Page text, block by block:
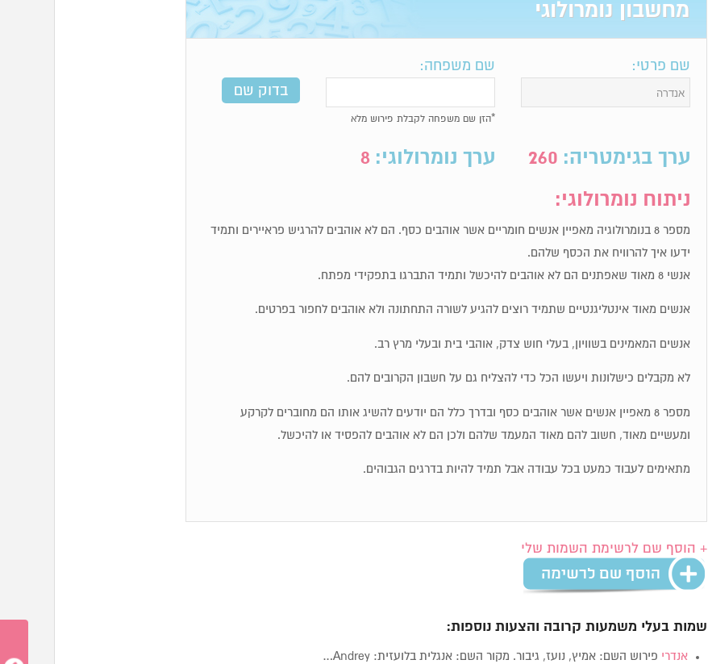
מחשבון נומרולוגי
שם פרטי: שם משפחה:
*הזן שם משפחה לקבלת פירוש מלא
ערך בגימטריה: 260 ערך נומרולוגי: 8
ניתוח נומרולוגי:
מספר 8 בנומרולוגיה מאפיין אנשים חומריים אשר אוהבים כסף. הם לא אוהבים להרגיש פראיירים ותמיד
ידעו איך להרוויח את הכסף שלהם.
אנשי 8 מאוד שאפתנים הם לא אוהבים להיכשל ותמיד התברגו בתפקידי מפתח.
אנשים מאוד אינטליגנטיים שתמיד רוצים להגיע לשורה התחתונה ולא אוהבים לחפור בפרטים.
אנשים המאמינים בשוויון, בעלי חוש צדק, אוהבי בית ובעלי מרץ רב.
לא מקבלים כישלונות ויעשו הכל כדי להצליח גם על חשבון הקרובים להם.
מספר 8 מאפיין אנשים אשר אוהבים כסף ובדרך כלל הם יודעים להשיג אותו הם מחוברים לקרקע
ומעשיים מאוד, חשוב להם מאוד המעמד שלהם ולכן הם לא אוהבים להפסיד או להיכשל.
מתאימים לעבוד כמעט בכל עבודה אבל תמיד להיות בדרגים הגבוהים.
+ הוסף שם לרשימת השמות שלי
שמות בעלי משמעות קרובה והצעות נוספות:
אנדרי פירוש השם: אמיץ, נועז, גיבור. מקור השם: אנגלית בלועזית: Andrey…